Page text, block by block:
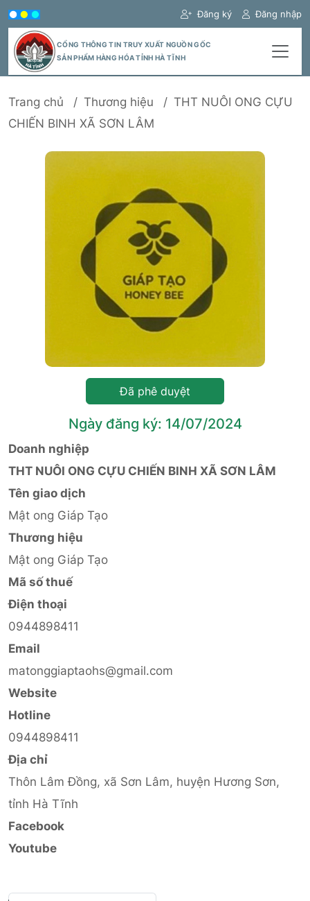
Đăng ký Đăng nhập
CỔNG THÔNG TIN TRUY XUẤT NGUỒN GỐC
SẢN PHẨM HÀNG HÓA TỈNH HÀ TĨNH
Trang chủ Thương hiệu
THT NUÔI ONG CỰU
CHIẾN BINH XÃ SƠN LÂM
Đã phê duyệt
Ngày đăng ký: 14/07/2024
Doanh nghiệp
THT NUÔI ONG CỰU CHIẾN BINH XÃ SƠN LÂM
Tên giao dịch
Mật ong Giáp Tạo
Thương hiệu
Mật ong Giáp Tạo
Mã số thuế
Điện thoại
0944898411
Email
matonggiaptaohs@gmail.com
Website
Hotline
0944898411
Địa chỉ
Thôn Lâm Đồng, xã Sơn Lâm, huyện Hương Sơn,
tỉnh Hà Tĩnh
Facebook
Youtube